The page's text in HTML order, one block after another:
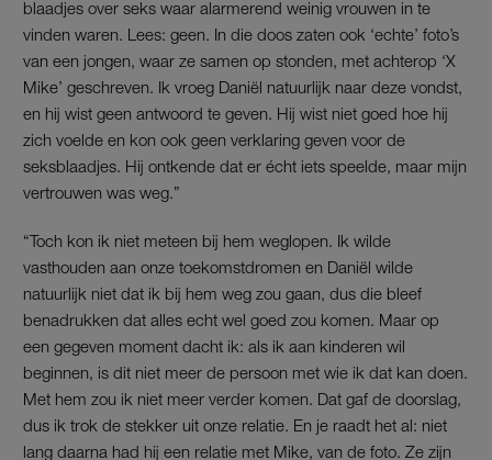
blaadjes over seks waar alarmerend weinig vrouwen in te
vinden waren. Lees: geen. In die doos zaten ook ‘echte’ foto’s
van een jongen, waar ze samen op stonden, met achterop ‘X
Mike’ geschreven. Ik vroeg Daniël natuurlijk naar deze vondst,
en hij wist geen antwoord te geven. Hij wist niet goed hoe hij
zich voelde en kon ook geen verklaring geven voor de
seksblaadjes. Hij ontkende dat er écht iets speelde, maar mijn
vertrouwen was weg.”
“Toch kon ik niet meteen bij hem weglopen. Ik wilde
vasthouden aan onze toekomstdromen en Daniël wilde
natuurlijk niet dat ik bij hem weg zou gaan, dus die bleef
benadrukken dat alles echt wel goed zou komen. Maar op
een gegeven moment dacht ik: als ik aan kinderen wil
beginnen, is dit niet meer de persoon met wie ik dat kan doen.
Met hem zou ik niet meer verder komen. Dat gaf de doorslag,
dus ik trok de stekker uit onze relatie. En je raadt het al: niet
lang daarna had hij een relatie met Mike, van de foto. Ze zijn